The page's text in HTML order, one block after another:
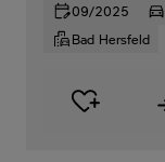
09/2025
Bad Hersfeld